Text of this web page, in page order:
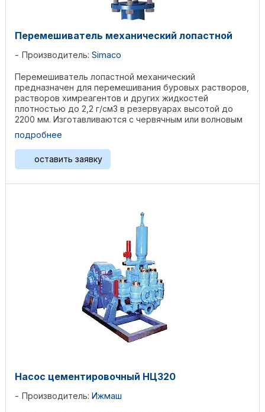
Перемешиватель механический лопастной
Производитель: Simaco
Перемешиватель лопастной механический
предназначен для перемешивания буровых растворов,
растворов химреагентов и других жидкостей
плотностью до 2,2 г/см3 в резервуарах высотой до
2200 мм. Изготавливаются с червячным или волновым
редуктором. ...
подробнее
оставить заявку
Насос цементировочный НЦ320
Производитель: Ижмаш